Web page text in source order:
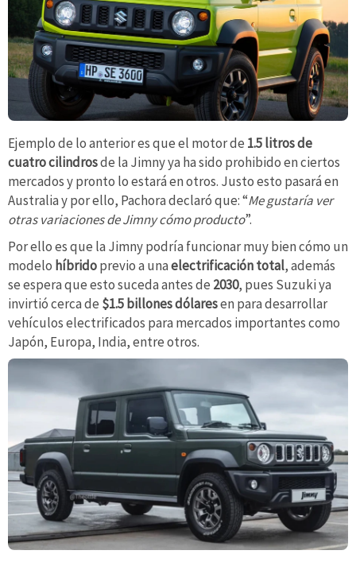
Ejemplo de lo anterior es que el motor de 1.5 litros de
cuatro cilindrosde la Jimny ya ha sido prohibido en ciertos
mercados y pronto lo estará en otros. Justo esto pasará en
Australia y por ello, Pachora declaró que: “Me gustaría ver
otras variaciones de Jimny cómo producto”.
Por ello es que la Jimny podría funcionar muy bien cómo un
modelo híbridoprevio a unaelectrificación total, además
se espera que esto suceda antes de 2030, pues Suzuki ya
invirtió cerca de $1.5 billones dólaresen para desarrollar
vehículos electrificados para mercados importantes como
Japón, Europa, India, entre otros.